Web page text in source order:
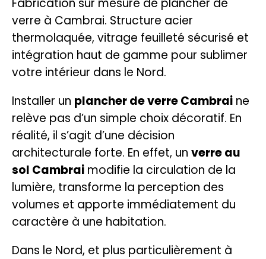
Fabrication sur mesure de plancher de
verre à Cambrai. Structure acier
thermolaquée, vitrage feuilleté sécurisé et
intégration haut de gamme pour sublimer
votre intérieur dans le Nord.
Installer un plancher de verre Cambrai ne
relève pas d’un simple choix décoratif. En
réalité, il s’agit d’une décision
architecturale forte. En effet, un verre au
sol Cambrai modifie la circulation de la
lumière, transforme la perception des
volumes et apporte immédiatement du
caractère à une habitation.
Dans le Nord, et plus particulièrement à